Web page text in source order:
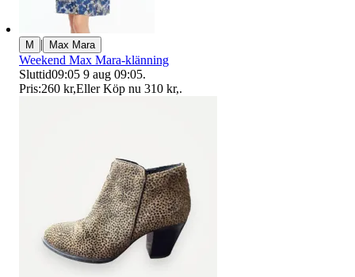
M | Max Mara
Weekend Max Mara-klänning
Sluttid09:05 9 aug 09:05.
Pris:260 kr,Eller Köp nu 310 kr,.